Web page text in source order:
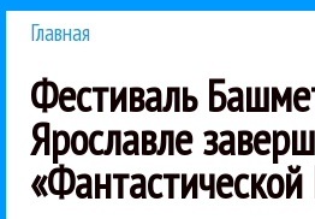
Главная
Фестиваль
Ярославле